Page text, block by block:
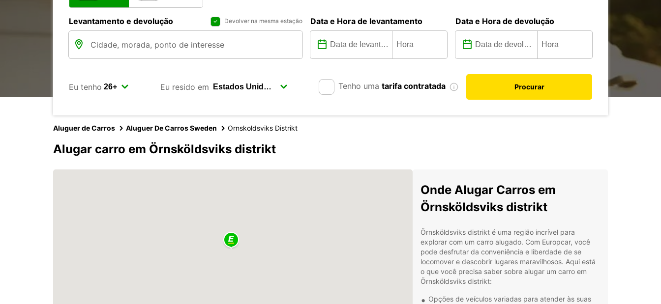
Levantamento e devolução Devolver na mesma estação Data e Hora de levantamento Data e Hora de devolução
Eu tenho Eu resido em Tenho uma tarifa contratada Procurar
Aluguer de Carros Aluguer De Carros Sweden Ornskoldsviks Distrikt
Alugar carro em Örnsköldsviks distrikt
Onde Alugar Carros em
Örnsköldsviks distrikt
Örnsköldsviks distrikt é uma região incrível para
explorar com um carro alugado. Com Europcar, você
pode desfrutar da conveniência e liberdade de se
locomover e descobrir lugares maravilhosos. Aqui está
o que você precisa saber sobre alugar um carro em
Örnsköldsviks distrikt:
Opções de veículos variadas para atender às suas